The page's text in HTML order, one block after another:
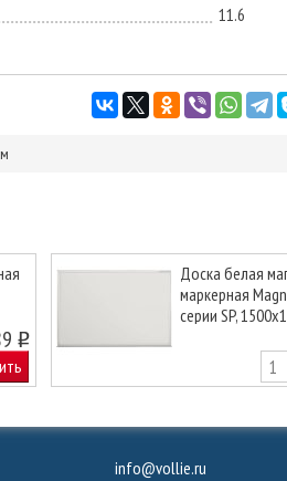
11.6
o
Доска белая
маркерная
серии SP,
Next
info@vollie.ru